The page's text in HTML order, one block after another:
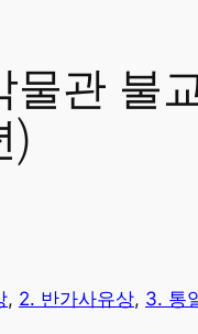
물관 불
)
, 2. 반가사유상, 3. 통